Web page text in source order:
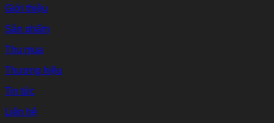
Giới thiệu
Sản phẩm
Thu mua
Thương hiệu
Tin tức
Liên hệ